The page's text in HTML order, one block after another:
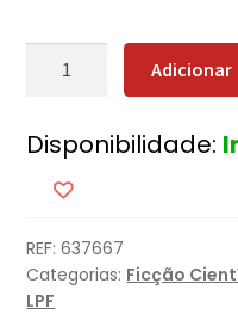
Quantidade
Primeiras
Quinze
Vidas
de
Harry
August
Adicionar
Disponibilidade:
REF:637667
Categorias: Ficção
LPF